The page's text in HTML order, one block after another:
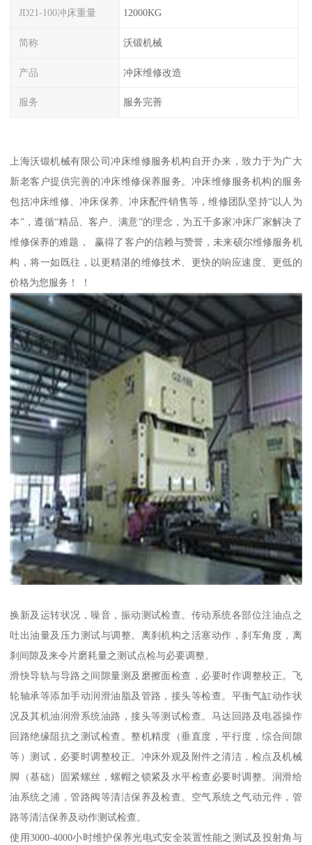
JD21-100冲床重量 12000KG
简称 沃锻机械
产品 冲床维修改造
服务 服务完善
上海沃锻机械有限公司冲床维修服务机构自开办来，致力于为广大
新老客户提供完善的冲床维修保养服务。冲床维修服务机构的服务
包括冲床维修、冲床保养、冲床配件销售等，维修团队坚持“以人为
本”，遵循“精品、客户、满意”的理念，为五千多家冲床厂家解决了
维修保养的难题， 赢得了客户的信赖与赞誉，未来硕尔维修服务机
构，将一如既往，以更精湛的维修技术、更快的响应速度、更低的
价格为您服务！ ！
换新及运转状况，噪音，振动测试检查。传动系统各部位注油点之
吐出油量及压力测试与调整。离刹机构之活塞动作，刹车角度，离
刹间隙及来令片磨耗量之测试点检与必要调整。
滑快导轨与导路之间隙量测及磨擦面检查，必要时作调整校正。飞
轮轴承等添加手动润滑油脂及管路，接头等检查。平衡气缸动作状
况及其机油润滑系统油路，接头等测试检查。马达回路及电器操作
回路绝缘阻抗之测试检查。整机精度（垂直度，平行度，综合间隙
等）测试，必要时调整校正。冲床外观及附件之清洁，检点及机械
脚（基础）固紧螺丝，螺帽之锁紧及水平检查必要时调整。润滑给
油系统之浦，管路阀等清洁保养及检查。空气系统之气动元件，管
路等清洁保养及动作测试检查。
使用3000-4000小时维护保养光电式安全装置性能之测试及投射角与